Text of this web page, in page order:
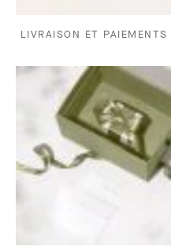
LIVRAISON ET PAIEMENTS